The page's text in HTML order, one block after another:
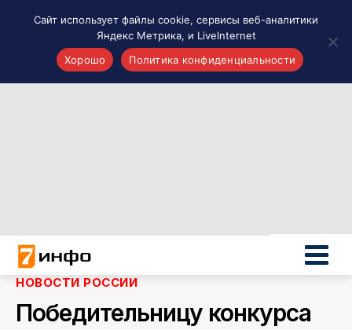
Новости России
Политика
Новости мира
Все материалы 7инфо
О НАС
НОВОСТИ РОССИИ
Победительницу конкурса
Сайт использует файлы cookie, сервисы веб-аналитики
Яндекс Метрика, и LiveInternet
Хорошо
Политика конфиденциальности